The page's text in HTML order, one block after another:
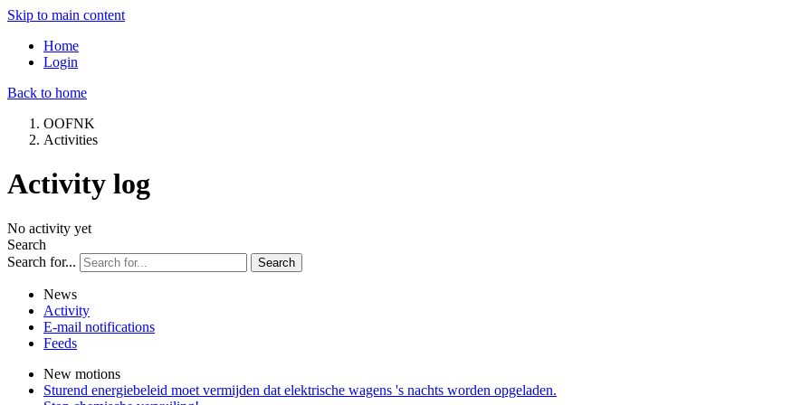
Skip to main content
Home
Login
Back to home
OOFNK
Activities
Activity log
No activity yet
Search
Search for...
Search
News
Activity
E-mail notifications
Feeds
New motions
Sturend energiebeleid moet vermijden dat elektrische wagens 's nachts worden opgeladen.